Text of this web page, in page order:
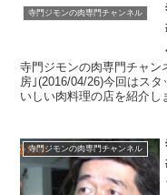
寺門ジモンの肉専門チャンネル
寺門ジモンの肉専門チャン
房｣(2016/04/26)今回はス
いしい肉料理の店を紹介
寺門ジモンの肉専門チャンネル